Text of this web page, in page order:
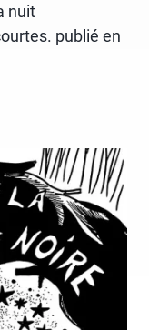
nuit
publié en